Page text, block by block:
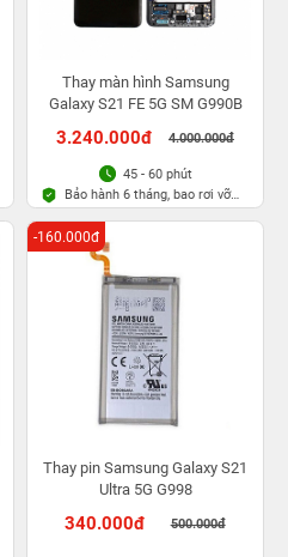
Thay màn hình Samsung
Galaxy S21 FE 5G SM G990B
3.240.000đ 4.000.000đ
45 - 60 phút
Bảo hành 6 tháng, bao rơi vỡ
kính
Thay pin Samsung Galaxy S21
Ultra 5G G998
340.000đ 500.000đ
-160.000đ